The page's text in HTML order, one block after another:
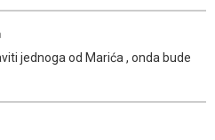
jednoga od Marića , onda bude